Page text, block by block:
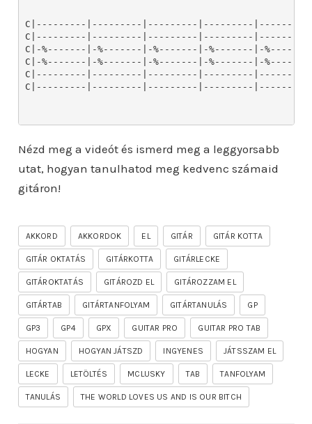
Nézd meg a videót és ismerd meg a leggyorsabb
utat, hogyan tanulhatod meg kedvenc számaid
gitáron!
AKKORD AKKORDOK EL GITÁR GITÁR KOTTA
GITÁR OKTATÁS GITÁRKOTTA GITÁRLECKE
GITÁROKTATÁS GITÁROZD EL GITÁROZZAM EL
GITÁRTAB GITÁRTANFOLYAM GITÁRTANULÁS GP
GP3 GP4 GPX GUITAR PRO GUITAR PRO TAB
HOGYAN HOGYAN JÁTSZD INGYENES JÁTSSZAM EL
LECKE LETÖLTÉS MCLUSKY TAB TANFOLYAM
TANULÁS THE WORLD LOVES US AND IS OUR BITCH